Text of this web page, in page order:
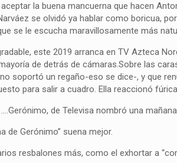
la buena mancuerna que hacen
se olvidó ya hablar como boricua,
se le escucha maravillosamente más
este 2019 arranca en TV Azteca
de detrás de cámaras.Sobre las
soportó un regaño-eso se dice-, y que
para salir a cuadro. Ella reaccionó
de Televisa nombró una
de Gerónimo” suena mejor.
resbalones más, como el exhortar a